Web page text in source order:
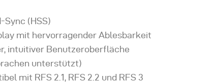
Sync (HSS)
mit hervorragender Ablesbarkeit
intuitiver Benutzeroberfläche
unterstützt)
mit RFS 2.1, RFS 2.2 und RFS 3